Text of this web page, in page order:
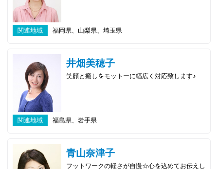
関連地域 福岡県、山梨県、埼玉県
井畑美穂子
笑顔と癒しをモットーに幅広く対応致します♪
関連地域 福島県、岩手県
青山奈津子
フットワークの軽さが自慢☆心を込めてお伝えし